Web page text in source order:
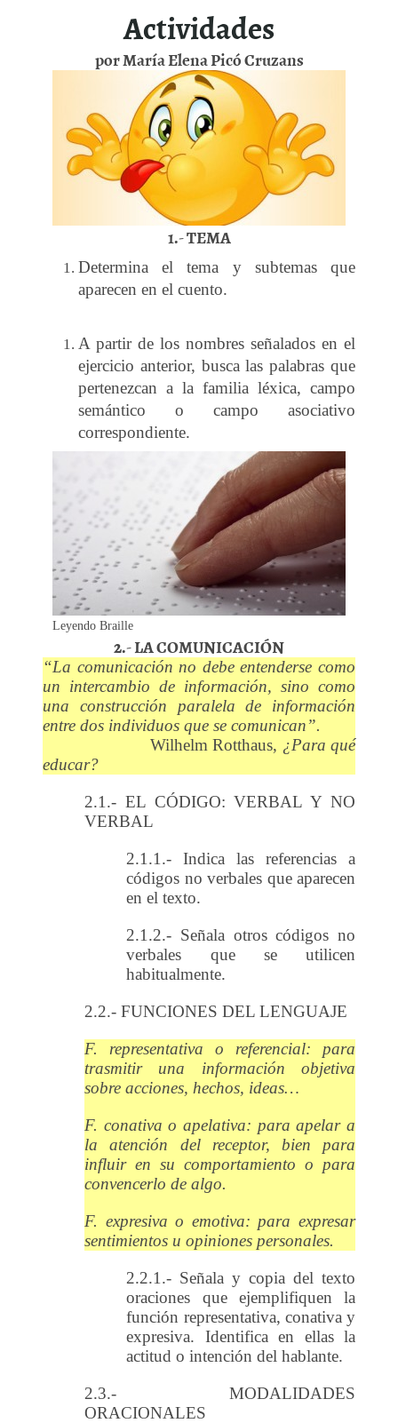
Actividades
por María Elena Picó Cruzans
1.- TEMA
Determina el tema y subtemas que
aparecen en el cuento.
A partir de los nombres señalados en el
ejercicio anterior, busca las palabras que
pertenezcan a la familia léxica, campo
semántico o campo asociativo
correspondiente.
Leyendo Braille
2.- LA COMUNICACIÓN
“La comunicación no debe entenderse como
un intercambio de información, sino como
una construcción paralela de información
entre dos individuos que se comunican”.
Wilhelm Rotthaus, ¿Para qué
educar?
2.1.- EL CÓDIGO: VERBAL Y NO
VERBAL
2.1.1.- Indica las referencias a
códigos no verbales que aparecen
en el texto.
2.1.2.- Señala otros códigos no
verbales que se utilicen
habitualmente.
2.2.- FUNCIONES DEL LENGUAJE
F. representativa o referencial: para
trasmitir una información objetiva
sobre acciones, hechos, ideas…
F. conativa o apelativa: para apelar a
la atención del receptor, bien para
influir en su comportamiento o para
convencerlo de algo.
F. expresiva o emotiva: para expresar
sentimientos u opiniones personales.
2.2.1.- Señala y copia del texto
oraciones que ejemplifiquen la
función representativa, conativa y
expresiva. Identifica en ellas la
actitud o intención del hablante.
2.3.- MODALIDADES
ORACIONALES